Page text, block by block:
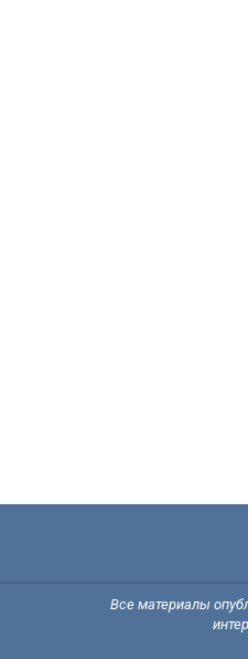
Все материалы